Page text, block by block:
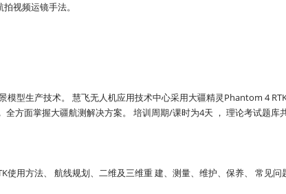
视频运镜手法。
模型生产技术。 慧飞无人机应用技术中心采用大疆精灵Phantom 4
方面掌握大疆航测解决方案。 培训周期/课时为4天 ， 理论考试题库
用方法、 航线规划、二维及三维重 建、测量、维护、保养、 常见问